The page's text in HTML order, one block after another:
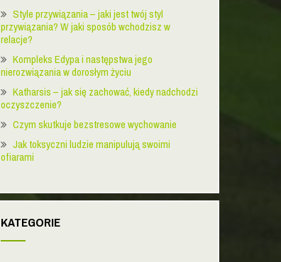
Style przywiązania – jaki jest twój styl
przywiązania? W jaki sposób wchodzisz w
relacje?
Kompleks Edypa i następstwa jego
nierozwiązania w dorosłym życiu
Katharsis – jak się zachować, kiedy nadchodzi
oczyszczenie?
Czym skutkuje bezstresowe wychowanie
Jak toksyczni ludzie manipulują swoimi
ofiarami
KATEGORIE